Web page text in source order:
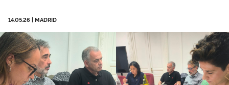
Empleo
Documentos
Publicaciones
Área privada
Únete
14.05.26 MADRID